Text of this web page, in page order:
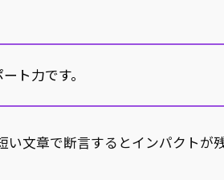
ト力です。
い文章で断言するとインパクトが